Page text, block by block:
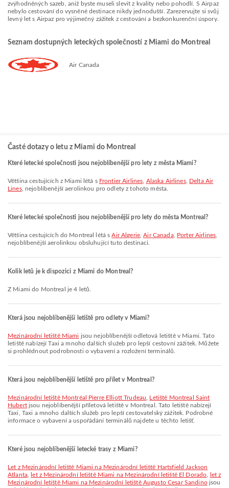
zvýhodněných sazeb, aniž byste museli slevit z kvality nebo pohodlí. S Airpaz
nebylo cestování do vysněné destinace nikdy jednodušší. Zarezervujte si svůj
levný let s Airpaz pro výjimečný zážitek z cestování a bezkonkurenční úspory.
Seznam dostupných leteckých společností z Miami do Montreal
Air Canada
Časté dotazy o letu z Miami do Montreal
Které letecké společnosti jsou nejoblíbenější pro lety z města Miami?
Většina cestujících z Miami létá s Frontier Airlines Alaska Airlines, Delta Air
Lines, nejoblíbenější aerolinkou pro odlety z tohoto města.
Které letecké společnosti jsou nejoblíbenější pro lety do města Montreal?
Většina cestujících do Montreal létá sAir Algerie ,Air Canada, Porter Airlines
nejoblíbenější aerolinkou obsluhující tuto destinaci.
Kolik letů je k dispozici z Miami do Montreal?
Z Miami do Montreal je 4 letů.
Která jsou nejoblíbenější letiště pro odlety v Miami?
Mezinárodní letiště Miami jsou nejoblíbenější odletová letiště v Miami. Tato
letiště nabízejí Taxi a mnoho dalších služeb pro lepší cestovní zážitek. Můžete
si prohlédnout podrobnosti o vybavení a rozložení terminálů.
Která jsou nejoblíbenější letiště pro přílet v Montreal?
Mezinárodní letiště Montréal Pierre Elliott Trudeau
Letiště Montreal Saint
Hubertjsou nejoblíbenější příletová letiště v Montreal. Tato letiště nabízejí
Taxi, Taxi a mnoho dalších služeb pro lepší cestovatelský zážitek. Podrobné
informace o vybavení a uspořádání terminálů najdete u těchto letišť.
Které jsou nejoblíbenější letecké trasy z Miami?
let z Mezinárodní letiště Miami na Mezinárodní letiště Hartsfield Jackson
Atlanta, let z Mezinárodní letiště Miami na Mezinárodní letiště El Dorado
let z
Mezinárodní letiště Miami na Mezinárodní letiště Augusto Cesar Sandinojsou